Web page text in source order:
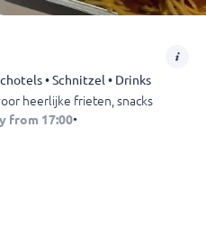
• Schnitzel • Drinks
heerlijke frieten, snacks en
met klassiekers zoals friet
smakelijke maaltijd met
from 17:00•